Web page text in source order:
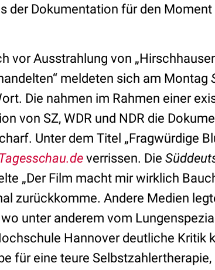
der Dokumentation für den
vor Ausstrahlung von
meldeten sich am Montag
Die nahmen im Rahmen einer
von SZ, WDR und NDR die
Unter dem Titel „Fragwürdige
Tagesschau.de verrissen. Die
„Der Film macht mir wirklich
zurückkomme. Andere Medien
wo unter anderem vom
Hannover deutliche Kritik
für eine teure